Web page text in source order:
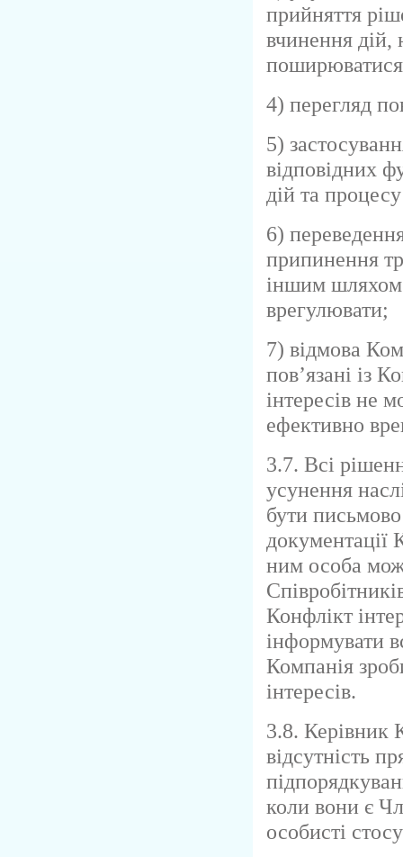
прийняття
вчинення
поширюватися
4) перегляд
5)
відповідних
дій та
6)
припинення
іншим шляхом
врегулювати;
7) відмова
пов’язані із
інтересів не
ефективно
3.7. Всі
усунення
бути
документації
ним особа
Конфлікт
інформувати
Компанія
інтересів.
3.8. Керівник
відсутність
коли вони є
особисті